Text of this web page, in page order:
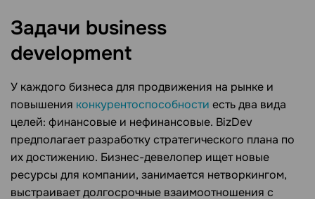
Задачи business
development
У каждого бизнеса для продвижения на рынке и
повышения конкурентоспособности есть два вида
целей: финансовые и нефинансовые. BizDev
предполагает разработку стратегического плана по
их достижению. Бизнес-девелопер ищет новые
ресурсы для компании, занимается нетворкингом,
выстраивает долгосрочные взаимоотношения с